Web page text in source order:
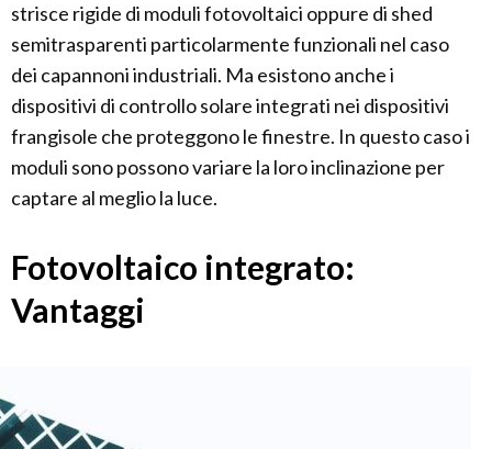
strisce rigide di moduli fotovoltaici oppure di shed
semitrasparenti particolarmente funzionali nel caso
dei capannoni industriali. Ma esistono anche i
dispositivi di controllo solare integrati nei dispositivi
frangisole che proteggono le finestre. In questo caso i
moduli sono possono variare la loro inclinazione per
captare al meglio la luce.
Fotovoltaico integrato:
Vantaggi